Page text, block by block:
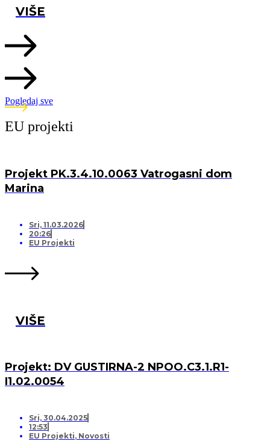
VIŠE
Pogledaj sve
EU projekti
Projekt PK.3.4.10.0063 Vatrogasni dom
Marina
Sri, 11.03.2026
20:26
EU Projekti
VIŠE
Projekt: DV GUSTIRNA-2 NPOO.C3.1.R1-
I1.02.0054
Sri, 30.04.2025
12:53
EU Projekti, Novosti